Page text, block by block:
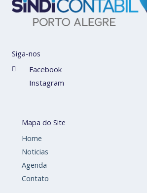
Siga-nos
Facebook
Instagram
Mapa do Site
Home
Noticias
Agenda
Contato